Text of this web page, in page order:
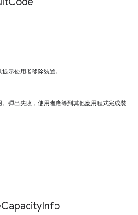
示使用者移除裝置。
彈出失敗，使用者應等到其他應用程式完成裝
CapacityInfo